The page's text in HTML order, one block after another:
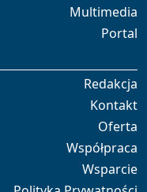
Multimedia
Portal
Redakcja
Kontakt
Oferta
Współpraca
Wsparcie